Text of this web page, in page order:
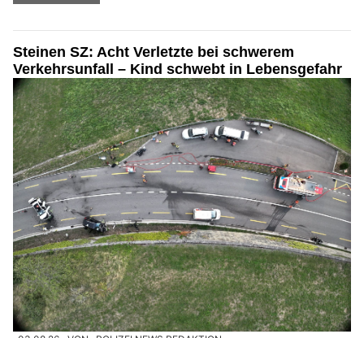
Steinen SZ: Acht Verletzte bei schwerem
Verkehrsunfall – Kind schwebt in Lebensgefahr